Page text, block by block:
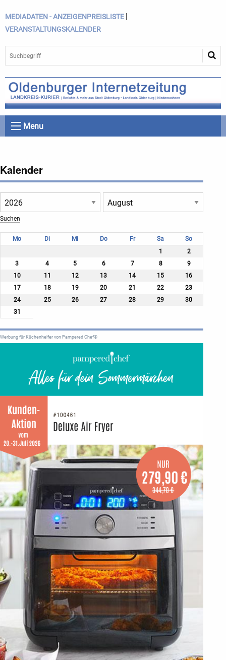
MEDIADATEN - ANZEIGENPREISLISTE |
VERANSTALTUNGSKALENDER
Menu
Kalender
Mo Di Mi Do Fr Sa
So
1
2
3
4 5 6 7 8
9
10
11 12 13 14 15
16
17
18 19 20 21 22
23
24
25 26 27 28 29
30
31
Werbung für Küchenhelfer von Pampered Chef®